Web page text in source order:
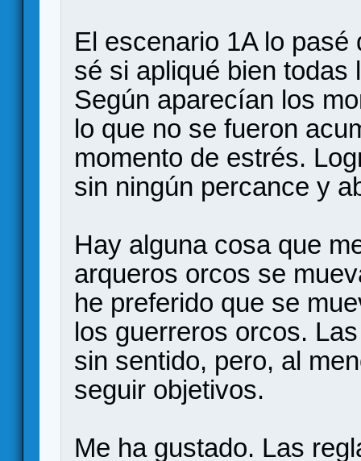
El escenario 1A lo
sé si apliqué bien
Según aparecían los
lo que no se fueron
momento de estrés.
sin ningún percance y
Hay alguna cosa que
arqueros orcos se
he preferido que se
los guerreros orcos.
sin sentido, pero, al
seguir objetivos.
Me ha gustado. Las